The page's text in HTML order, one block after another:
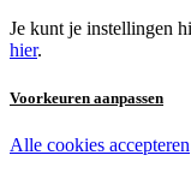
Je kunt je instellingen
hier.
Voorkeuren aanpassen
Noodzakelijke
Alle cookies accepteren